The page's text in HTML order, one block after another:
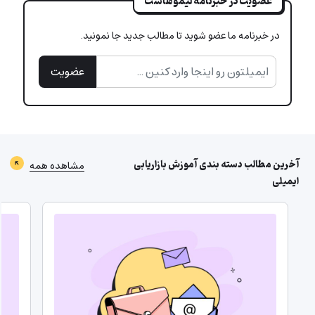
در خبرنامه ما عضو شوید تا مطالب جدید جا نمونید.
عضویت
آخرین مطالب دسته بندیآموزش بازاریابی
ایمیلی
مشاهده همه